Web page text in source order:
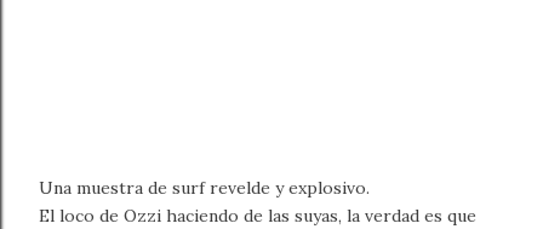
Una muestra de surf revelde y explosivo.
El loco de Ozzi haciendo de las suyas, la verdad es que